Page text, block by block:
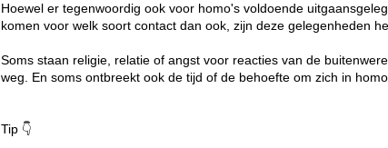
Hoewel er tegenwoordig ook voor homo's voldoende
komen voor welk soort contact dan ook, zijn deze gelegenheden
Soms staan religie, relatie of angst voor reacties van de
weg. En soms ontbreekt ook de tijd of de behoefte om zich in
Tip 👇